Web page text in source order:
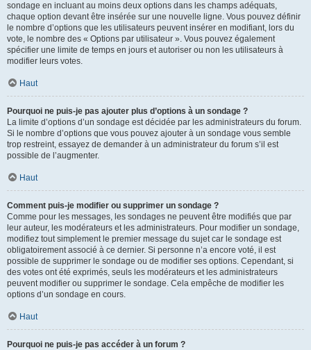
sondage en incluant au moins deux options dans les champs adéquats,
chaque option devant être insérée sur une nouvelle ligne. Vous pouvez définir
le nombre d’options que les utilisateurs peuvent insérer en modifiant, lors du
vote, le nombre des « Options par utilisateur ». Vous pouvez également
spécifier une limite de temps en jours et autoriser ou non les utilisateurs à
modifier leurs votes.
Haut
Pourquoi ne puis-je pas ajouter plus d’options à un sondage ?
La limite d’options d’un sondage est décidée par les administrateurs du forum.
Si le nombre d’options que vous pouvez ajouter à un sondage vous semble
trop restreint, essayez de demander à un administrateur du forum s’il est
possible de l’augmenter.
Haut
Comment puis-je modifier ou supprimer un sondage ?
Comme pour les messages, les sondages ne peuvent être modifiés que par
leur auteur, les modérateurs et les administrateurs. Pour modifier un sondage,
modifiez tout simplement le premier message du sujet car le sondage est
obligatoirement associé à ce dernier. Si personne n’a encore voté, il est
possible de supprimer le sondage ou de modifier ses options. Cependant, si
des votes ont été exprimés, seuls les modérateurs et les administrateurs
peuvent modifier ou supprimer le sondage. Cela empêche de modifier les
options d’un sondage en cours.
Haut
Pourquoi ne puis-je pas accéder à un forum ?